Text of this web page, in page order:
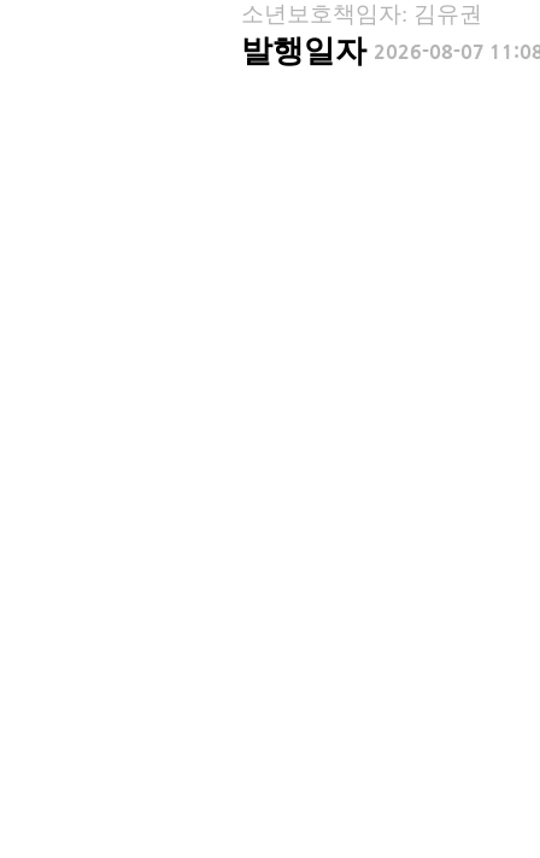
소년보호책임자: 김유권
발행일자